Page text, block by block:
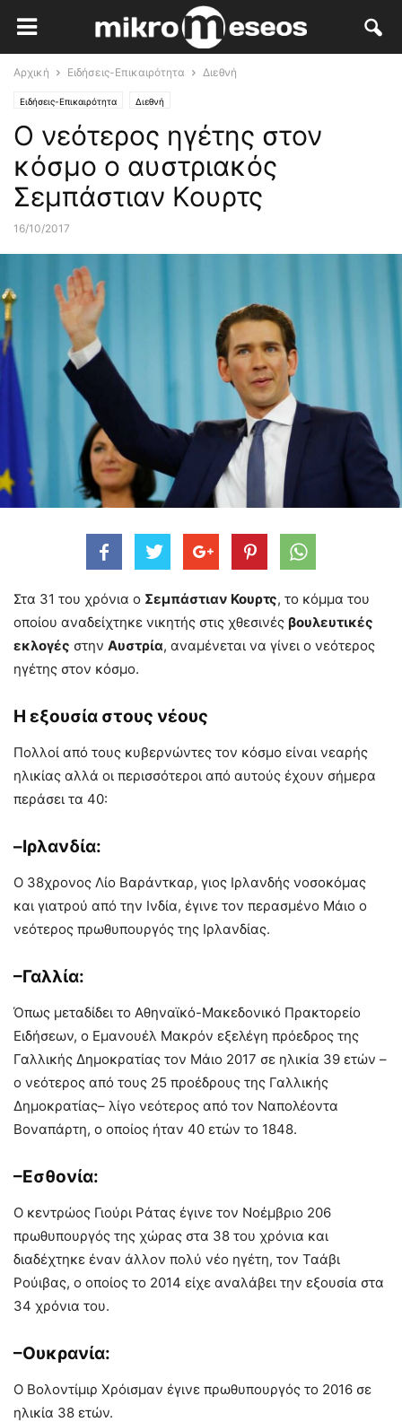
Αρχική Ειδήσεις-Επικαιρότητα Διεθνή
Ειδήσεις-Επικαιρότητα Διεθνή
Ο νεότερος ηγέτης στον
κόσμο ο αυστριακός
Σεμπάστιαν Κουρτς
16/10/2017
Στα 31 του χρόνια ο Σεμπάστιαν Κουρτς, το κόμμα του
οποίου αναδείχτηκε νικητής στις χθεσινές βουλευτικές
εκλογές στην Αυστρία, αναμένεται να γίνει ο νεότερος
ηγέτης στον κόσμο.
Η εξουσία στους νέους
Πολλοί από τους κυβερνώντες τον κόσμο είναι νεαρής
ηλικίας αλλά οι περισσότεροι από αυτούς έχουν σήμερα
περάσει τα 40:
–Ιρλανδία:
Ο 38χρονος Λίο Βαράντκαρ, γιος Ιρλανδής νοσοκόμας
και γιατρού από την Ινδία, έγινε τον περασμένο Μάιο ο
νεότερος πρωθυπουργός της Ιρλανδίας.
–Γαλλία:
Όπως μεταδίδει το Αθηναϊκό-Μακεδονικό Πρακτορείο
Ειδήσεων, ο Εμανουέλ Μακρόν εξελέγη πρόεδρος της
Γαλλικής Δημοκρατίας τον Μάιο 2017 σε ηλικία 39 ετών –
ο νεότερος από τους 25 προέδρους της Γαλλικής
Δημοκρατίας– λίγο νεότερος από τον Ναπολέοντα
Βοναπάρτη, ο οποίος ήταν 40 ετών το 1848.
–Εσθονία:
Ο κεντρώος Γιούρι Ράτας έγινε τον Νοέμβριο 206
πρωθυπουργός της χώρας στα 38 του χρόνια και
διαδέχτηκε έναν άλλον πολύ νέο ηγέτη, τον Ταάβι
Ρούιβας, ο οποίος το 2014 είχε αναλάβει την εξουσία στα
34 χρόνια του.
–Ουκρανία:
Ο Βολοντίμιρ Χρόισμαν έγινε πρωθυπουργός το 2016 σε
ηλικία 38 ετών.